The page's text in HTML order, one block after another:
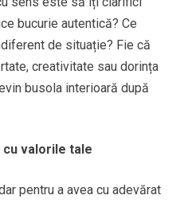
bucurie autentică? Ce
de situație? Fie că
creativitate sau dorința
busola interioară după
valorile tale
pentru a avea cu adevărat